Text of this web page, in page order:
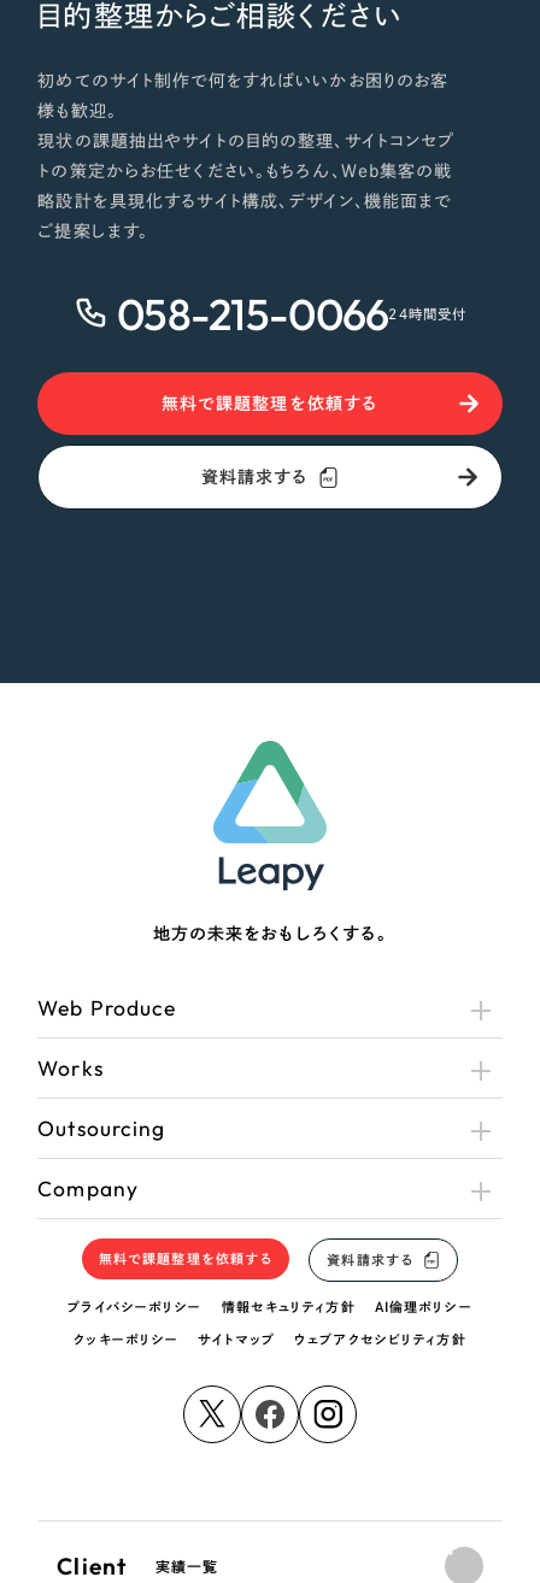
目的整理からご相談ください
初めてのサイト制作で何をすればいいかお困りのお客
様も歓迎。
現状の課題抽出やサイトの目的の整理、サイトコンセプ
トの策定からお任せください。もちろん、Web集客の戦
略設計を具現化するサイト構成、デザイン、機能面まで
ご提案します。
058-215-006624時間受付
無料で課題整理を依頼する
資料請求する
地方の未来をおもしろくする。
Web Produce
Works
Outsourcing
Company
無料で課題整理を依頼する 資料請求する
プライバシーポリシー 情報セキュリティ方針 AI倫理ポリシー
クッキーポリシー サイトマップ ウェブアクセシビリティ方針
Client 実績一覧